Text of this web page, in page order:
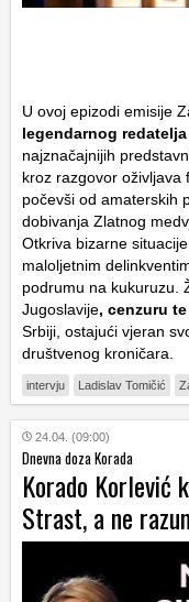
U ovoj epizodi emisije
legendarnog redatelja
najznačajnijih
kroz razgovor oživljava
počevši od amaterskih
dobivanja Zlatnog
Otkriva bizarne
maloljetnim
podrumu na kukuruzu
Jugoslavije, cenzuru
Srbiji, ostajući vjeran
društvenog kroničara.
intervju Ladislav Tomičić
24.04. (09:00)
Dnevna doza Korada
Korado Korlević
Strast, a ne